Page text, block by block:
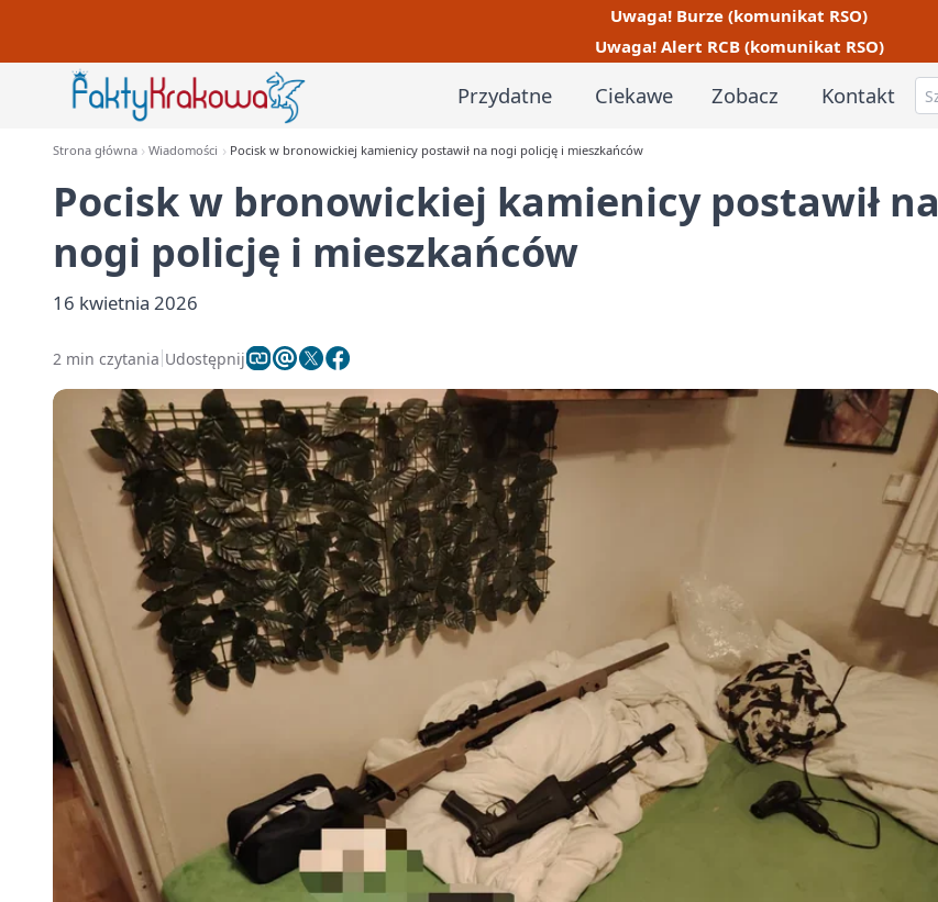
Uwaga! Burze (komunikat RSO)
Uwaga! Alert RCB (komunikat RSO)
Przydatne Ciekawe Zobacz Kontakt
Strona główna Wiadomości Pocisk w bronowickiej kamienicy postawił na nogi policję i mieszkańców
Pocisk w bronowickiej kamienicy postawił na
nogi policję i mieszkańców
16 kwietnia 2026
2 min czytania Udostępnij